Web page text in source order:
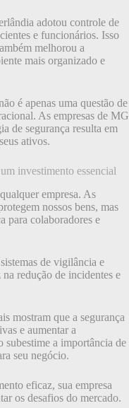
adotou controle de
e funcionários. Isso
melhorou a
mais organizado e
é apenas uma questão de
As empresas de MG
de segurança resulta em
ativos.
investimento essencial
empresa. As
nossos bens, mas
para colaboradores e
de vigilância e
redução de incidentes e
mostram que a segurança
e aumentar a
subestime a importância de
seu negócio.
eficaz, sua empresa
os desafios do mercado.